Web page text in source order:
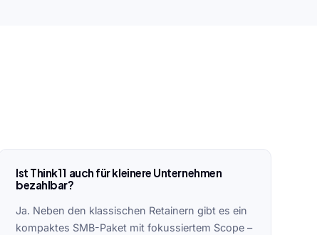
Ist Think11 auch für kleinere Unternehmen
bezahlbar?
Ja. Neben den klassischen Retainern gibt es ein
kompaktes SMB-Paket mit fokussiertem Scope –